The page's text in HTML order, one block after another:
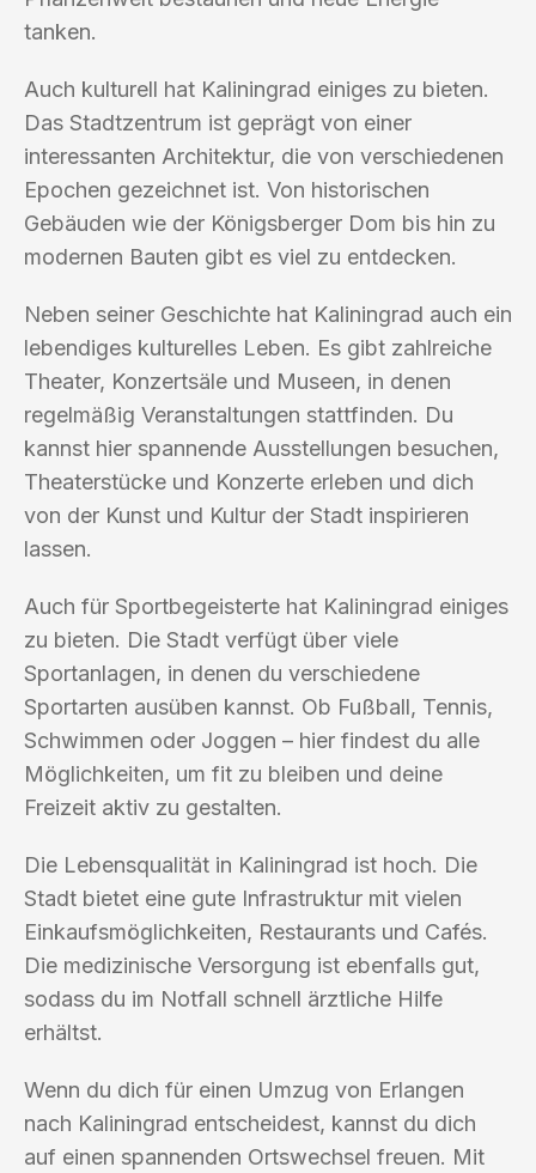
tanken.
Auch kulturell hat Kaliningrad einiges zu bieten.
Das Stadtzentrum ist geprägt von einer
interessanten Architektur, die von verschiedenen
Epochen gezeichnet ist. Von historischen
Gebäuden wie der Königsberger Dom bis hin zu
modernen Bauten gibt es viel zu entdecken.
Neben seiner Geschichte hat Kaliningrad auch ein
lebendiges kulturelles Leben. Es gibt zahlreiche
Theater, Konzertsäle und Museen, in denen
regelmäßig Veranstaltungen stattfinden. Du
kannst hier spannende Ausstellungen besuchen,
Theaterstücke und Konzerte erleben und dich
von der Kunst und Kultur der Stadt inspirieren
lassen.
Auch für Sportbegeisterte hat Kaliningrad einiges
zu bieten. Die Stadt verfügt über viele
Sportanlagen, in denen du verschiedene
Sportarten ausüben kannst. Ob Fußball, Tennis,
Schwimmen oder Joggen – hier findest du alle
Möglichkeiten, um fit zu bleiben und deine
Freizeit aktiv zu gestalten.
Die Lebensqualität in Kaliningrad ist hoch. Die
Stadt bietet eine gute Infrastruktur mit vielen
Einkaufsmöglichkeiten, Restaurants und Cafés.
Die medizinische Versorgung ist ebenfalls gut,
sodass du im Notfall schnell ärztliche Hilfe
erhältst.
Wenn du dich für einen Umzug von Erlangen
nach Kaliningrad entscheidest, kannst du dich
auf einen spannenden Ortswechsel freuen. Mit